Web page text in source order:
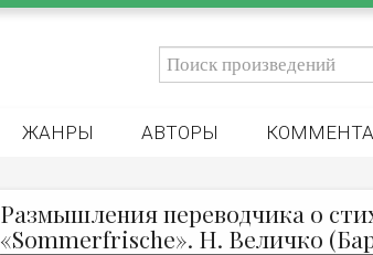
ЖАНРЫ АВТОРЫ
Размышления переводчика о
«Sommerfrische». Н. Величко